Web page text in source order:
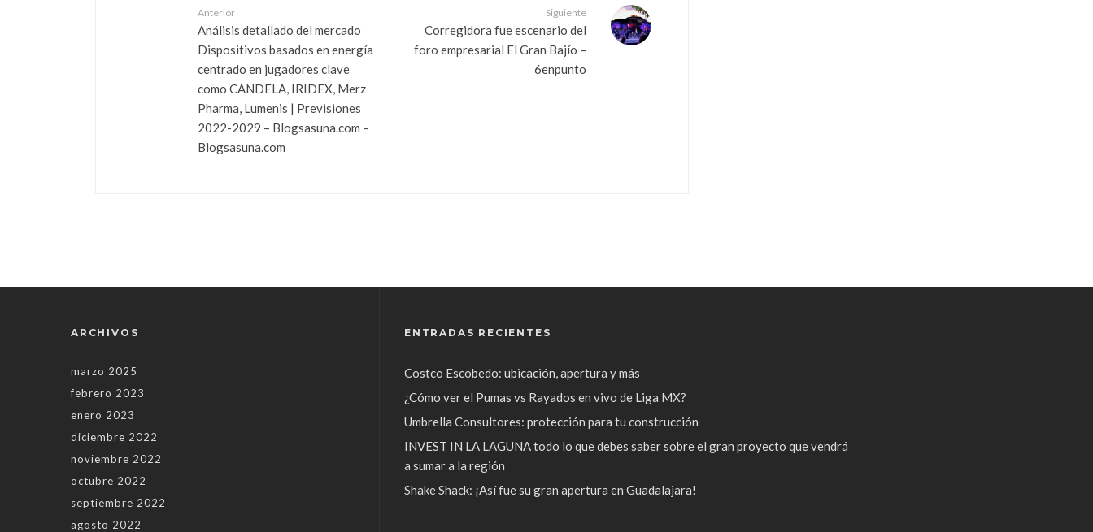
Anterior
Análisis detallado del mercado
Dispositivos basados ​​en energía
centrado en jugadores clave
como CANDELA, IRIDEX, Merz
Pharma, Lumenis | Previsiones
2022-2029 – Blogsasuna.com –
Blogsasuna.com
Siguiente
Corregidora fue escenario del
foro empresarial El Gran Bajío –
6enpunto
ARCHIVOS
marzo 2025
febrero 2023
enero 2023
diciembre 2022
noviembre 2022
octubre 2022
septiembre 2022
agosto 2022
ENTRADAS RECIENTES
Costco Escobedo: ubicación, apertura y más
¿Cómo ver el Pumas vs Rayados en vivo de Liga MX?
Umbrella Consultores: protección para tu construcción
INVEST IN LA LAGUNA todo lo que debes saber sobre el gran proyecto que vendrá
a sumar a la región
Shake Shack: ¡Así fue su gran apertura en Guadalajara!